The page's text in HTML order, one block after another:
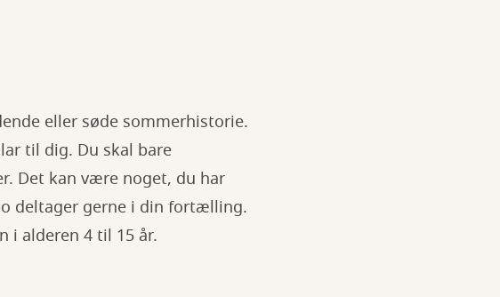
eller søde sommerhistorie.
til dig. Du skal bare
Det kan være noget, du har
deltager gerne i din fortælling.
i alderen 4 til 15 år.